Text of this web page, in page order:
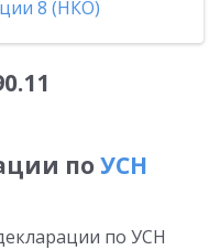
8 (НКО)
поУСН
по УСН